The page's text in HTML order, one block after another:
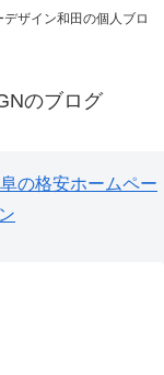
ザイン和田の個人ブロ
のブログ
の格安ホームペー